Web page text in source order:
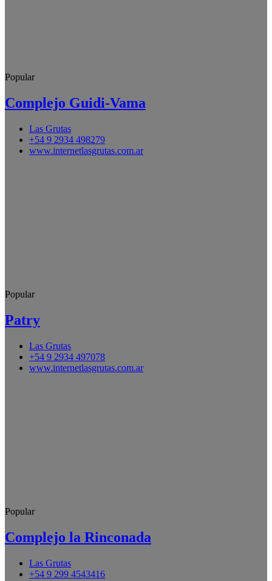
Popular
Complejo Guidi-Vama
Las Grutas
+54 9 2934 498279
www.internetlasgrutas.com.ar
Popular
Patry
Las Grutas
+54 9 2934 497078
www.internetlasgrutas.com.ar
Popular
Complejo la Rinconada
Las Grutas
+54 9 299 4543416